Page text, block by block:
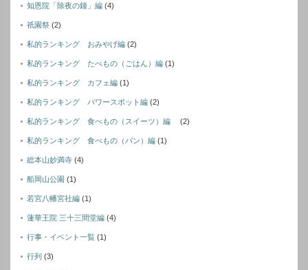
知恩院「除夜の鐘」編 (4)
祇園祭 (2)
私的ランキング おみやげ編 (2)
私的ランキング たべもの（ごはん）編 (1)
私的ランキング カフェ編 (1)
私的ランキング パワースポット編 (2)
私的ランキング 食べもの（スイーツ）編 (2)
私的ランキング 食べもの（パン）編 (1)
総本山妙満寺 (4)
船岡山公園 (1)
若宮八幡宮社編 (1)
蓮華王院 三十三間堂編 (4)
行事・イベント一覧 (1)
行列 (3)